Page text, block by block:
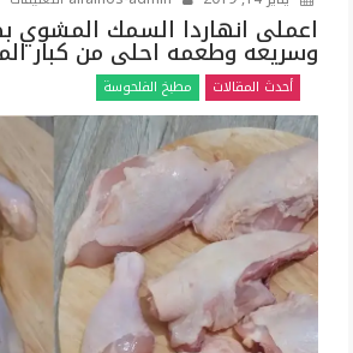
اعملى انهاردا السمك المشوي
وسريعه وطعمه احلى من كبار
أحدث المقالات مطبخ الفلحوسة